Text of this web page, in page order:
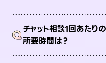
Qチャット相談1回あたりの
所要時間は？